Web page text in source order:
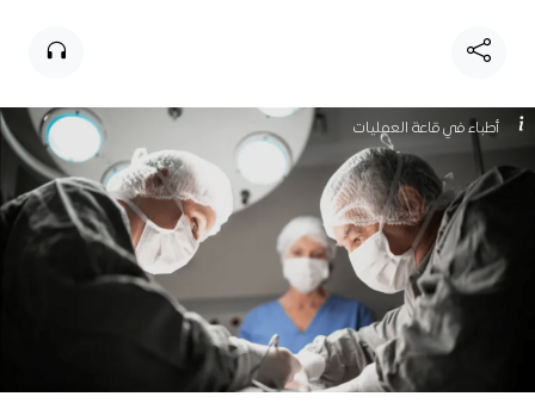
أطباء في قاعة العمليات